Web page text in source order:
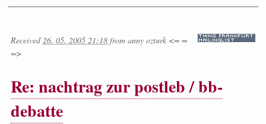
Received26. 05. 2005 21:18 from anny ozturk <= =
=>
Re: nachtrag zur postleb / bb-
debatte